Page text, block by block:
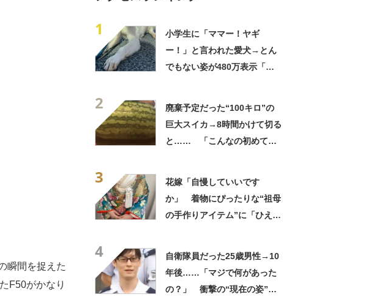
瞬間を捉えた
F50がかなり
1
小学生に「ママー！ヤギ
ー！」と言われた愛犬→とん
でもない姿が480万表示「ど
2
廃棄予定だった“100キロ”の
巨大スイカ→8時間かけて切る
と…… 「こんなの初めて見
3
花嫁「自慢していいです
か」 着物にぴったりな“祖母
の手作りアイテム”に「ひえ
4
自衛隊員だった25歳男性→10
年後……「マジで何があった
の？」 衝撃の“現在の姿”が